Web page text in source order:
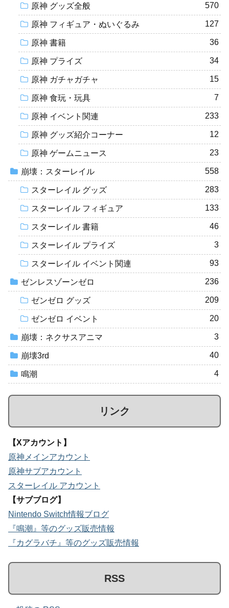
原神 グッズ全般 570
原神 フィギュア・ぬいぐるみ 127
原神 書籍 36
原神 プライズ 34
原神 ガチャガチャ 15
原神 食玩・玩具 7
原神 イベント関連 233
原神 グッズ紹介コーナー 12
原神 ゲームニュース 23
崩壊：スターレイル 558
スターレイル グッズ 283
スターレイル フィギュア 133
スターレイル 書籍 46
スターレイル プライズ 3
スターレイル イベント関連 93
ゼンレスゾーンゼロ 236
ゼンゼロ グッズ 209
ゼンゼロ イベント 20
崩壊：ネクサスアニマ 3
崩壊3rd 40
鳴潮 4
リンク
【Xアカウント】
原神メインアカウント
原神サブアカウント
スターレイル アカウント
【サブブログ】
Nintendo Switch情報ブログ
『鳴潮』等のグッズ販売情報
『カグラバチ』等のグッズ販売情報
RSS